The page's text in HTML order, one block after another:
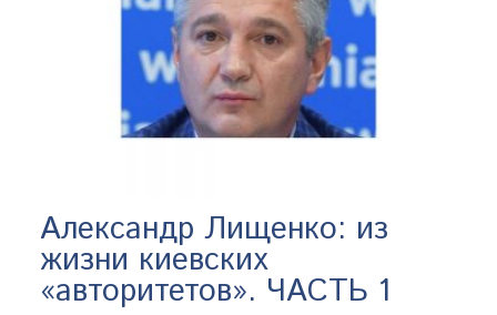
Александр Лищенко: из
жизни киевских
«авторитетов». ЧАСТЬ 1